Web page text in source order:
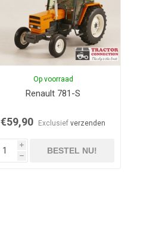
Op voorraad
Renault 781-S
€59,90 Exclusiefverzenden
i
h
BESTEL NU!